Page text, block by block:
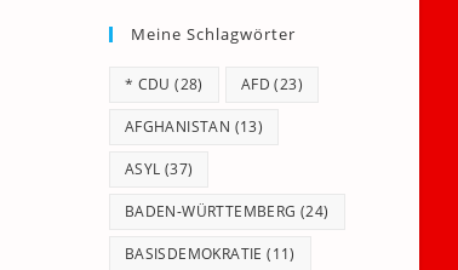
Meine Schlagwörter
* CDU (28) AFD (23)
AFGHANISTAN (13)
ASYL (37)
BADEN-WÜRTTEMBERG (24)
BASISDEMOKRATIE (11)